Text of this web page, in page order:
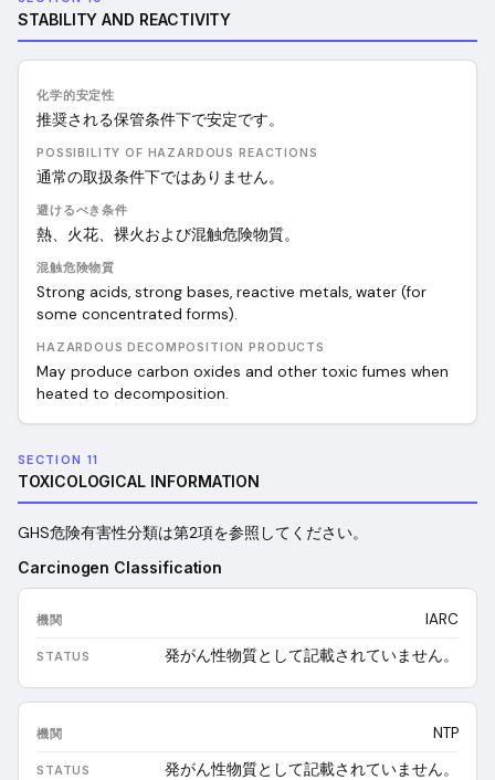
STABILITY AND REACTIVITY
化学的安定性
推奨される保管条件下で安定です。
POSSIBILITY OF HAZARDOUS REACTIONS
通常の取扱条件下ではありません。
避けるべき条件
熱、火花、裸火および混触危険物質。
混触危険物質
Strong acids, strong bases, reactive metals, water (for
some concentrated forms).
HAZARDOUS DECOMPOSITION PRODUCTS
May produce carbon oxides and other toxic fumes when
heated to decomposition.
SECTION 11
TOXICOLOGICAL INFORMATION
GHS危険有害性分類は第2項を参照してください。
Carcinogen Classification
IARC
発がん性物質として記載されていません。
NTP
発がん性物質として記載されていません。